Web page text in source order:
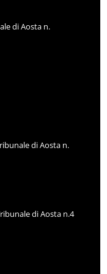
di Aosta n.
di Aosta n.
di Aosta n.4